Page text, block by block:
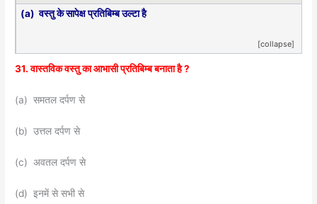
(a) वस्तु के सापेक्ष प्रतिबिम्ब उल्टा है
[collapse]
31. वास्तविक वस्तु का आभासी प्रतिबिम्ब बनाता है ?
(a) समतल दर्पण से
(b) उत्तल दर्पण से
(c) अवतल दर्पण से
(d) इनमें से सभी से